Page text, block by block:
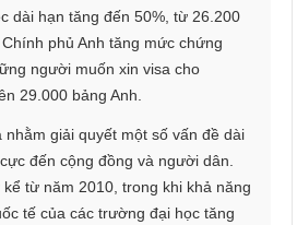
dài hạn tăng đến 50%, từ 26.200
phủ Anh tăng mức chứng
người muốn xin visa cho
29.000 bảng Anh.
nhằm giải quyết một số vấn đề dài
đến cộng đồng và người dân.
từ năm 2010, trong khi khả năng
tế của các trường đại học tăng